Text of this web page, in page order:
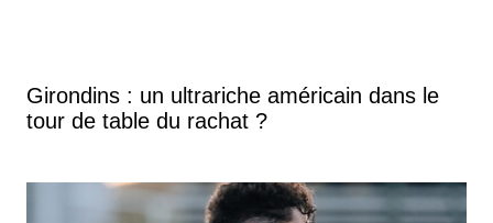
Girondins : un ultrariche américain dans le
tour de table du rachat ?